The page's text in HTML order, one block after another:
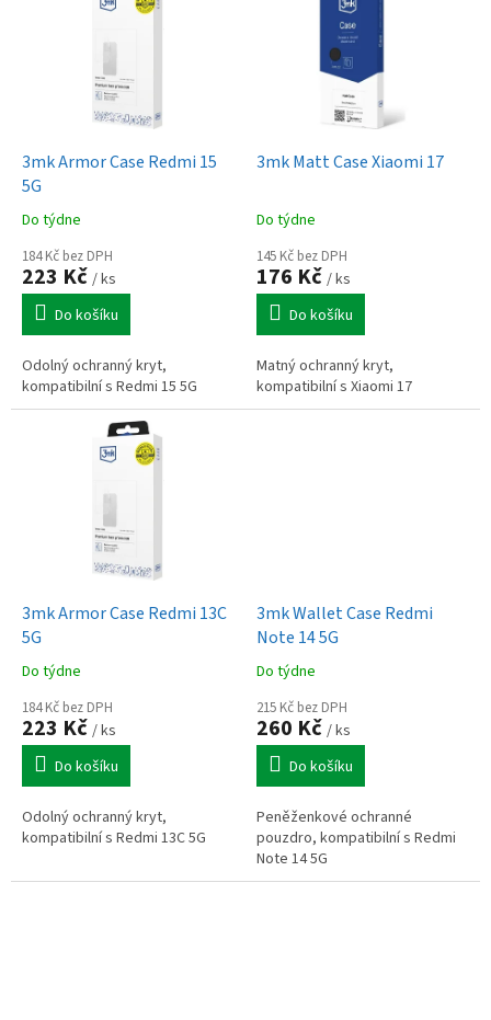
3mk Armor Case Redmi 15
5G
Do týdne
184 Kč bez DPH
223 Kč / ks
Do košíku
Odolný ochranný kryt,
kompatibilní s Redmi 15 5G
3mk Matt Case Xiaomi 17
Do týdne
145 Kč bez DPH
176 Kč / ks
Do košíku
Matný ochranný kryt,
kompatibilní s Xiaomi 17
3mk Armor Case Redmi 13C
5G
Do týdne
184 Kč bez DPH
223 Kč / ks
Do košíku
Odolný ochranný kryt,
kompatibilní s Redmi 13C 5G
3mk Wallet Case Redmi
Note 14 5G
Do týdne
215 Kč bez DPH
260 Kč / ks
Do košíku
Peněženkové ochranné
pouzdro, kompatibilní s Redmi
Note 14 5G